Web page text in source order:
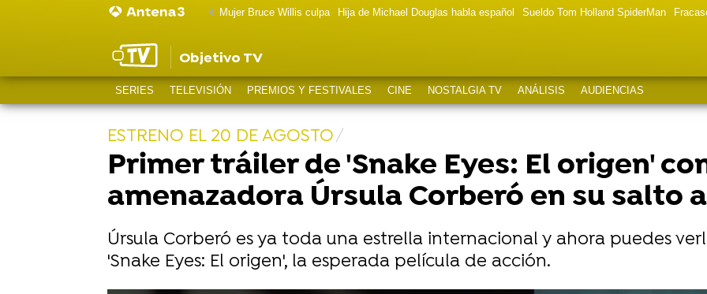
Mujer Bruce Willis culpa Hija de Michael Douglas habla español Sueldo Tom Holland SpiderMan
Objetivo TV
SERIES TELEVISIÓN PREMIOS Y FESTIVALES CINE NOSTALGIA TV ANÁLISIS AUDIENCIAS
ESTRENO EL 20 DE AGOSTO
Primer tráiler de 'Snake Eyes: El origen'
amenazadora Úrsula Corberó en su salto
Úrsula Corberó es ya toda una estrella internacional y ahora puedes
'Snake Eyes: El origen', la esperada película de acción.